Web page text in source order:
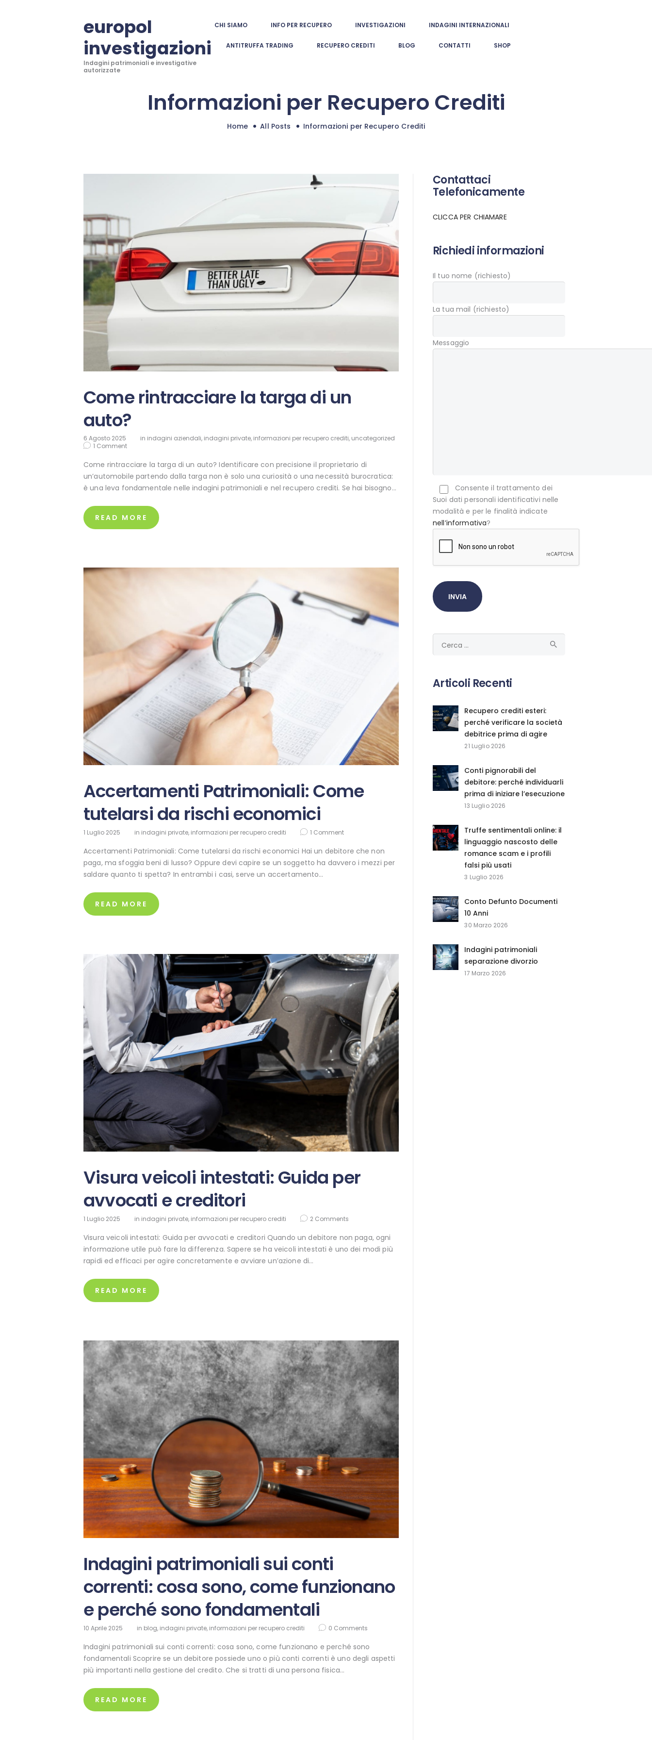
europol
investigazioni
Indagini patrimoniali e investigative
autorizzate
CHI SIAMO INFO PER RECUPERO INVESTIGAZIONI INDAGINI INTERNAZIONALI
ANTITRUFFA TRADING RECUPERO CREDITI BLOG CONTATTI SHOP
Informazioni per Recupero Crediti
Home All Posts Informazioni per Recupero Crediti
europol investigazioni
Indagini patrimoniali e investigative autorizzate
INDAGINI
INTERNAZIONALI
TRADING
RECUPERO
CONTATTI
SHOP
Come rintracciare la targa di un
auto?
6 Agosto 2025 in indagini aziendali, indagini private, informazioni per recupero crediti, uncategorized
1 Comment
Come rintracciare la targa di un auto? Identificare con precisione il proprietario di
un’automobile partendo dalla targa non è solo una curiosità o una necessità burocratica:
è una leva fondamentale nelle indagini patrimoniali e nel recupero crediti. Se hai bisogno…
READ MORE
Accertamenti Patrimoniali: Come
tutelarsi da rischi economici
1 Luglio 2025 in indagini private, informazioni per recupero crediti 1 Comment
Accertamenti Patrimoniali: Come tutelarsi da rischi economici Hai un debitore che non
paga, ma sfoggia beni di lusso? Oppure devi capire se un soggetto ha davvero i mezzi per
saldare quanto ti spetta? In entrambi i casi, serve un accertamento…
READ MORE
Visura veicoli intestati: Guida per
avvocati e creditori
1 Luglio 2025 in indagini private, informazioni per recupero crediti 2 Comments
Visura veicoli intestati: Guida per avvocati e creditori Quando un debitore non paga, ogni
informazione utile può fare la differenza. Sapere se ha veicoli intestati è uno dei modi più
rapidi ed efficaci per agire concretamente e avviare un’azione di…
READ MORE
Indagini patrimoniali sui conti
correnti: cosa sono, come funzionano
e perché sono fondamentali
10 Aprile 2025 in blog, indagini private, informazioni per recupero crediti 0 Comments
Indagini patrimoniali sui conti correnti: cosa sono, come funzionano e perché sono
fondamentali Scoprire se un debitore possiede uno o più conti correnti è uno degli aspetti
più importanti nella gestione del credito. Che si tratti di una persona fisica…
READ MORE
Contattaci
Telefonicamente
CLICCA PER CHIAMARE
Richiedi informazioni
Il tuo nome (richiesto)
La tua mail (richiesto)
Messaggio
Consente il trattamento dei
Suoi dati personali identificativi nelle
modalità e per le finalità indicate
nell’informativa?
per:
Articoli Recenti
Recupero crediti esteri:
perché verificare la società
debitrice prima di agire
21 Luglio 2026
Conti pignorabili del
debitore: perché individuarli
prima di iniziare l’esecuzione
13 Luglio 2026
Truffe sentimentali online: il
linguaggio nascosto delle
romance scam e i profili
falsi più usati
3 Luglio 2026
Conto Defunto Documenti
10 Anni
30 Marzo 2026
Indagini patrimoniali
separazione divorzio
17 Marzo 2026